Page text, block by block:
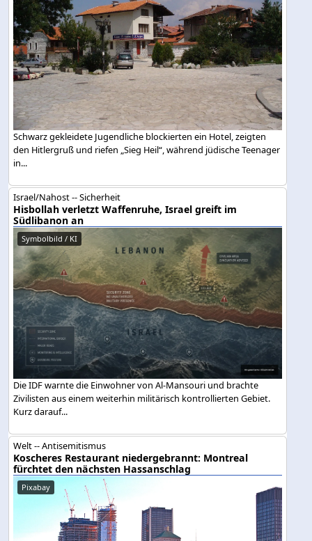
Schwarz gekleidete Jugendliche blockierten ein Hotel, zeigten
den Hitlergruß und riefen „Sieg Heil“, während jüdische Teenager
in...
Israel/Nahost -- Sicherheit
Hisbollah verletzt Waffenruhe, Israel greift im
Südlibanon an
Symbolbild / KI
Die IDF warnte die Einwohner von Al-Mansouri und brachte
Zivilisten aus einem weiterhin militärisch kontrollierten Gebiet.
Kurz darauf...
Welt -- Antisemitismus
Koscheres Restaurant niedergebrannt: Montreal
fürchtet den nächsten Hassanschlag
Pixabay